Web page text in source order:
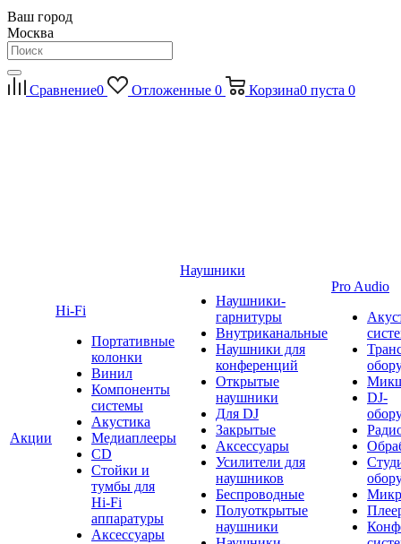
Ваш город
Москва
Сравнение0 Отложенные 0 Корзина0 пуста 0
Акции
Hi-Fi
Портативные
колонки
Винил
Компоненты
системы
Акустика
Медиаплееры
CD
Стойки и
тумбы для
Hi-Fi
аппаратуры
Аксессуары
Наушники
Наушники-
гарнитуры
Внутриканальные
Наушники для
конференций
Открытые
наушники
Для DJ
Закрытые
Аксессуары
Усилители для
наушников
Беспроводные
Полуоткрытые
наушники
Pro Audio
DJ-